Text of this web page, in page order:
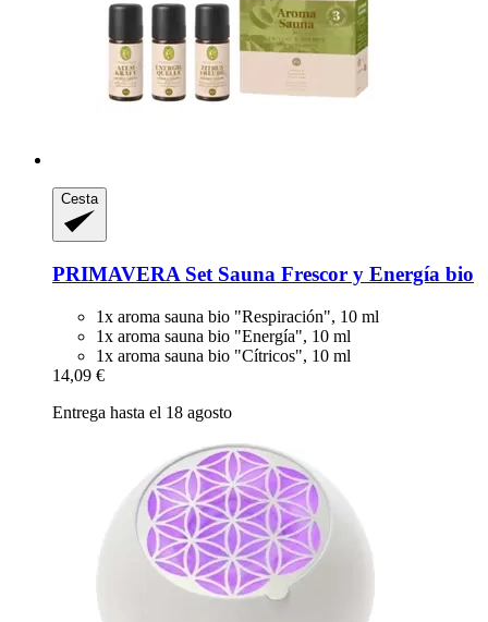
Cesta
PRIMAVERA Set Sauna Frescor y Energía bio
1x aroma sauna bio "Respiración", 10 ml
1x aroma sauna bio "Energía", 10 ml
1x aroma sauna bio "Cítricos", 10 ml
14,09 €
Entrega hasta el 18 agosto